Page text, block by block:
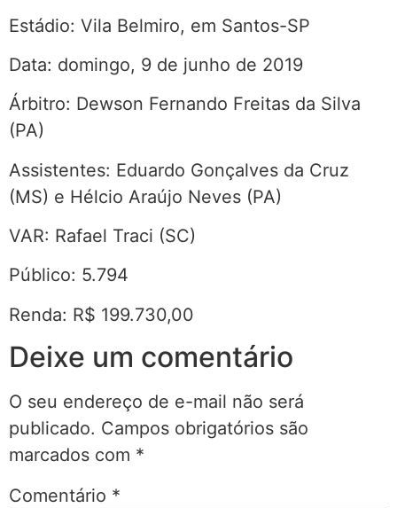
Estádio: Vila Belmiro, em Santos-SP
Data: domingo, 9 de junho de 2019
Árbitro: Dewson Fernando Freitas da Silva
(PA)
Assistentes: Eduardo Gonçalves da Cruz
(MS) e Hélcio Araújo Neves (PA)
VAR: Rafael Traci (SC)
Público: 5.794
Renda: R$ 199.730,00
Deixe um comentário
O seu endereço de e-mail não será
publicado. Campos obrigatórios são
marcados com *
Comentário *